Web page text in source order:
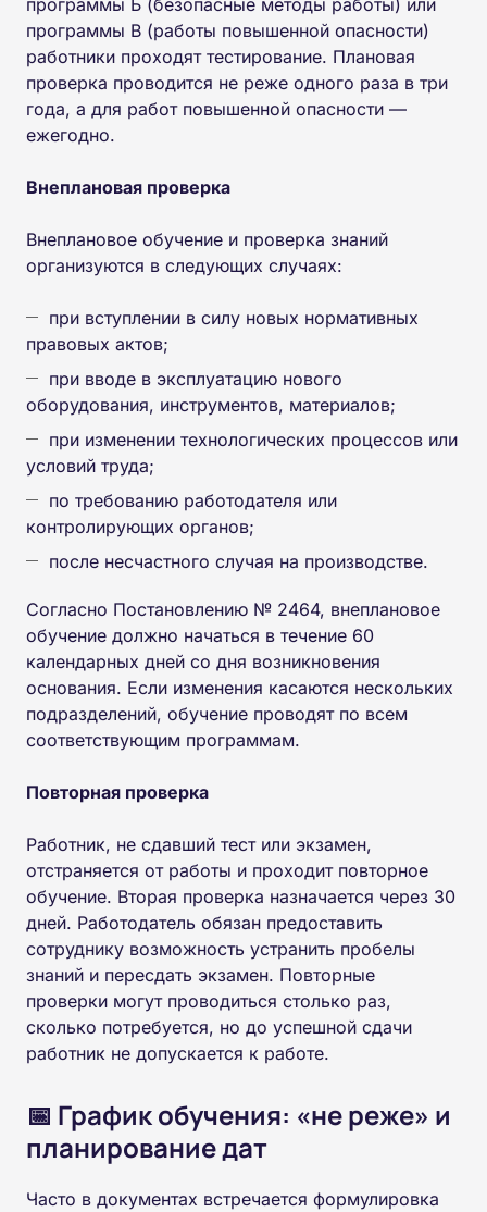
программы В (работы повышенной опасности)
работники проходят тестирование. Плановая
проверка проводится не реже одного раза в три
года, а для работ повышенной опасности —
ежегодно.
Внеплановая проверка
Внеплановое обучение и проверка знаний
организуются в следующих случаях:
при вступлении в силу новых нормативных
правовых актов;
при вводе в эксплуатацию нового
оборудования, инструментов, материалов;
при изменении технологических процессов или
условий труда;
по требованию работодателя или
контролирующих органов;
после несчастного случая на производстве.
Согласно Постановлению № 2464, внеплановое
обучение должно начаться в течение 60
календарных дней со дня возникновения
основания. Если изменения касаются нескольких
подразделений, обучение проводят по всем
соответствующим программам.
Повторная проверка
Работник, не сдавший тест или экзамен,
отстраняется от работы и проходит повторное
обучение. Вторая проверка назначается через 30
дней. Работодатель обязан предоставить
сотруднику возможность устранить пробелы
знаний и пересдать экзамен. Повторные
проверки могут проводиться столько раз,
сколько потребуется, но до успешной сдачи
работник не допускается к работе.
📅 График обучения: «не реже» и
планирование дат
Часто в документах встречается формулировка